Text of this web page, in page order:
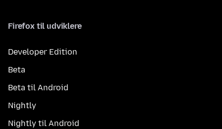
Firefox til udviklere
Developer Edition
Beta
Beta til Android
Nightly
Nightly til Android